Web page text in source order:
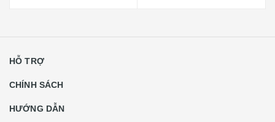
HỖ TRỢ
CHÍNH SÁCH
HƯỚNG DẪN